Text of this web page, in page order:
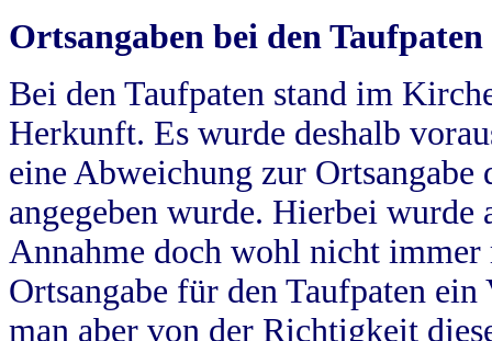
Ortsangaben bei den Taufpaten
Bei den Taufpaten stand im
Herkunft. Es wurde deshalb
eine Abweichung zur
angegeben wurde. Hierbei wurde
Annahme doch wohl nicht
Ortsangabe für den Taufpaten
man aber von der Richtigkeit